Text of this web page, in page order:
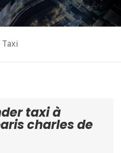
taxi à
charles de